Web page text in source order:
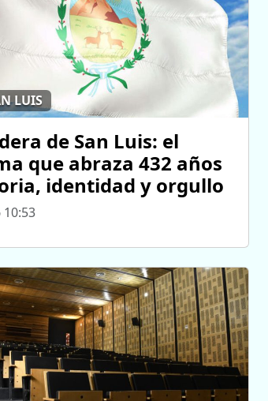
LUIS
de San Luis: el
que abraza 432 años
identidad y orgullo